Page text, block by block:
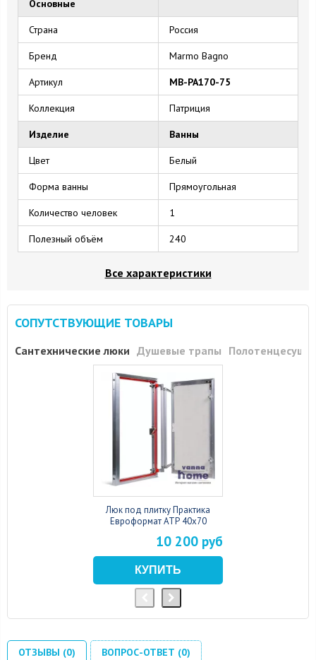
Основные
Страна Россия
Бренд Marmo Bagno
Артикул MB-PA170-75
Коллекция Патриция
Изделие Ванны
Цвет Белый
Форма ванны Прямоугольная
Количество человек 1
Полезный объём 240
Все характеристики
СОПУТСТВУЮЩИЕ ТОВАРЫ
Сантехнические люки Душевые трапы
Люк под плитку Практика
Евроформат АТР 40x70
10 200 руб
ОТЗЫВЫ (0) ВОПРОС-ОТВЕТ (0)